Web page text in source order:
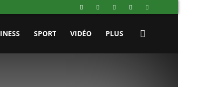
SPORT VIDÉO PLUS